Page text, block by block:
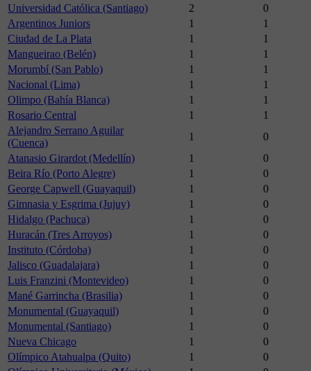
Universidad Católica (Santiago)
2
0
Argentinos Juniors
1
1
Ciudad de La Plata
1
1
Mangueirao (Belén)
1
1
Morumbí (San Pablo)
1
1
Nacional (Lima)
1
1
Olimpo (Bahía Blanca)
1
1
Rosario Central
1
1
Alejandro Serrano Aguilar
(Cuenca)
1
0
Atanasio Girardot (Medellín)
1
0
Beira Río (Porto Alegre)
1
0
George Capwell (Guayaquil)
1
0
Gimnasia y Esgrima (Jujuy)
1
0
Hidalgo (Pachuca)
1
0
Huracán (Tres Arroyos)
1
0
Instituto (Córdoba)
1
0
Jalisco (Guadalajara)
1
0
Luis Franzini (Montevideo)
1
0
Mané Garrincha (Brasilia)
1
0
Monumental (Guayaquil)
1
0
Monumental (Santiago)
1
0
Nueva Chicago
1
0
Olímpico Atahualpa (Quito)
1
0